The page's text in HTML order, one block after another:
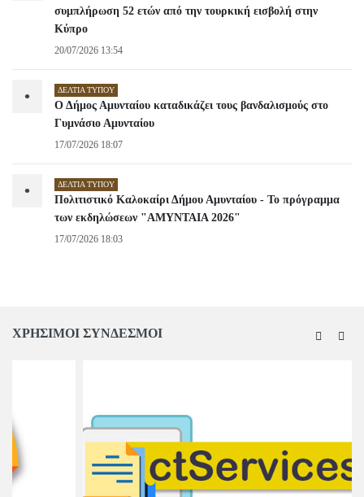
συμπλήρωση 52 ετών από την τουρκική εισβολή στην
Κύπρο
20/07/2026 13:54
• ΔΕΛΤΊΑ ΤΎΠΟΥ
Ο Δήμος Αμυνταίου καταδικάζει τους βανδαλισμούς στο
Γυμνάσιο Αμυνταίου
17/07/2026 18:07
• ΔΕΛΤΊΑ ΤΎΠΟΥ
Πολιτιστικό Καλοκαίρι Δήμου Αμυνταίου - Το πρόγραμμα
των εκδηλώσεων "ΑΜΥΝΤΑΙΑ 2026"
17/07/2026 18:03
ΧΡΗΣΙΜΟΙ ΣΥΝΔΕΣΜΟΙ